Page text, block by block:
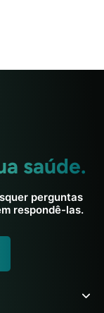
saúde.
perguntas
respondê-las.